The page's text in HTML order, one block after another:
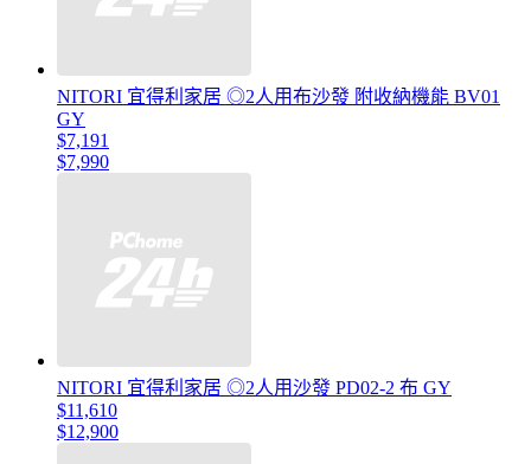
NITORI 宜得利家居 ◎2人用布沙發 附收納機能 BV01
GY
$7,191
$7,990
NITORI 宜得利家居 ◎2人用沙發 PD02-2 布 GY
$11,610
$12,900